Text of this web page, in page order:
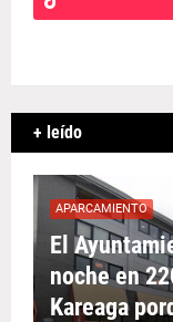
+ leído
APARCAMIENTO
El
noche en
Kareaga